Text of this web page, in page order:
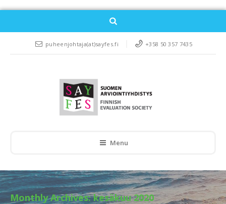
puheenjohtaja(at)sayfes.fi +358 50 357 7435
Menu
Monthly Archives:kesäkuu 2020